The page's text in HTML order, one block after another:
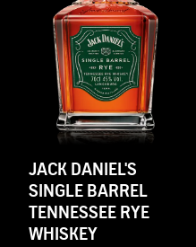
JACK DANIEL'S
SINGLE BARREL
TENNESSEE RYE
WHISKEY